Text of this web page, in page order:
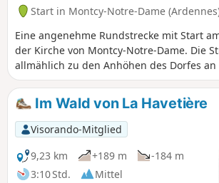
Start in Montcy-Notre-Dame
Eine angenehme Rundstrecke mit Start
der Kirche von Montcy-Notre-Dame. Die
allmählich zu den Anhöhen des Dorfes
schönen Wechsel zwischen offenen
schattigen Abschnitten im Unterholz im
ideal für einen kühlen Ausflug an heißen
Im Wald von La Havetière
Visorando-Mitglied
9,23 km
+189 m
-184 m
3:10 Std.
Mittel